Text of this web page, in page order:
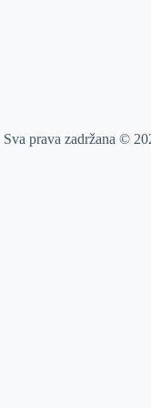
Sva prava zadržana ©